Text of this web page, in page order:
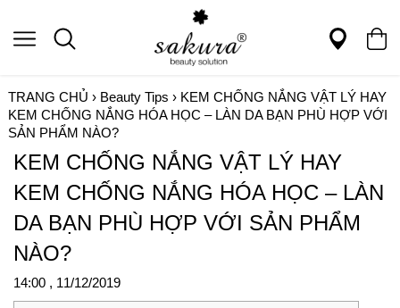
TRANG CHỦ › Beauty Tips › KEM CHỐNG NẮNG VẬT LÝ HAY
KEM CHỐNG NẮNG HÓA HỌC – LÀN DA BẠN PHÙ HỢP VỚI
SẢN PHẨM NÀO?
KEM CHỐNG NẮNG VẬT LÝ HAY
KEM CHỐNG NẮNG HÓA HỌC – LÀN
DA BẠN PHÙ HỢP VỚI SẢN PHẨM
NÀO?
14:00 , 11/12/2019